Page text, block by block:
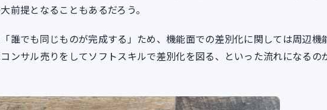
前提となることもあるだろう。
誰でも同じものが完成する」ため、機能面での差別化に関しては周辺機
ンサル売りをしてソフトスキルで差別化を図る、といった流れになるの